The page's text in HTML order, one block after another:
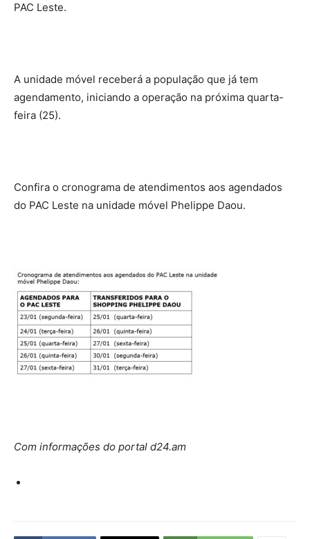
PAC Leste.
A unidade móvel receberá a população que já tem
agendamento, iniciando a operação na próxima quarta-
feira (25).
Confira o cronograma de atendimentos aos agendados
do PAC Leste na unidade móvel Phelippe Daou.
Com informações do portal d24.am